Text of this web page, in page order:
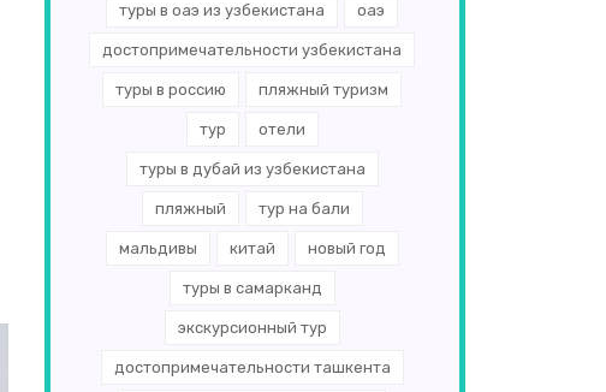
туры в оаэ из узбекистана оаэ
достопримечательности узбекистана
туры в россию пляжный туризм
тур отели
туры в дубай из узбекистана
пляжный тур на бали
мальдивы китай новый год
туры в самарканд
экскурсионный тур
достопримечательности ташкента